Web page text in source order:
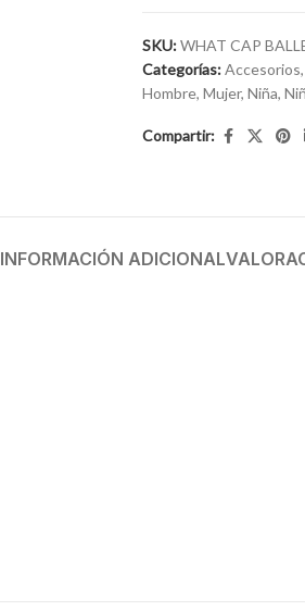
SKU:WHAT CAP
Categorías:Accesorios,
Hombre, Mujer, Niña,
Compartir:
INFORMACIÓN ADICIONAL